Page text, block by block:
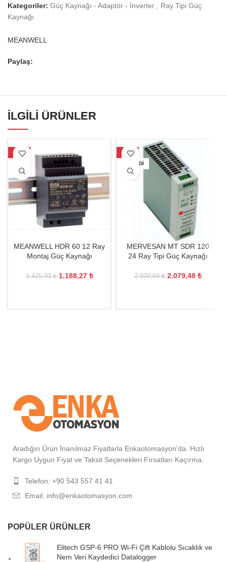
Kategoriler: Güç Kaynağı - Adaptör - İnverter
Ray Tipi Güç
Kaynağı
MEANWELL
Paylaş:
İLGILI ÜRÜNLER
-17%
MEANWELL HDR 60 12 Ray
Montaj Güç Kaynağı
1.425,93₺ 1.188,27 ₺
-30%
TÜKENDI
MERVESAN MT SDR 120
24 Ray Tipi Güç Kaynağı
2.970,69₺ 2.079,48 ₺
Aradığın Ürün İnanılmaz Fiyatlarla Enkaotomasyon'da. Hızlı
Kargo Uygun Fiyat ve Taksit Seçenekleri Fırsatları Kaçırma.
Telefon: +90 543 557 41 41
Email: info@enkaotomasyon.com
POPÜLER ÜRÜNLER
Elitech GSP-6 PRO Wi-Fi Çift Kablolu Sıcaklık ve
Nem Veri Kaydedici Datalogger